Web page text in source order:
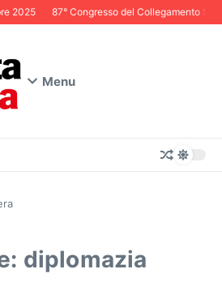
2025 87° Congresso del Collegamento
Menu
diplomazia